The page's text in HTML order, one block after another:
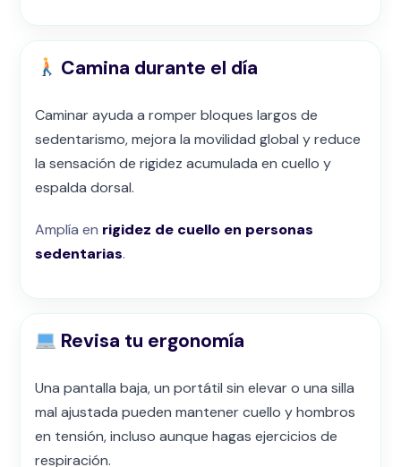
Camina durante el día
Caminar ayuda a romper bloques largos de
sedentarismo, mejora la movilidad global y reduce
la sensación de rigidez acumulada en cuello y
espalda dorsal.
Amplía en rigidez de cuello en personas
sedentarias.
Revisa tu ergonomía
Una pantalla baja, un portátil sin elevar o una silla
mal ajustada pueden mantener cuello y hombros
en tensión, incluso aunque hagas ejercicios de
respiración.